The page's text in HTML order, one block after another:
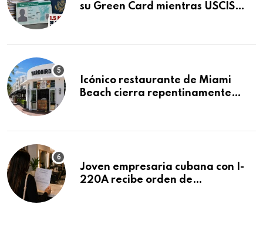
su Green Card mientras USCIS
Icónico restaurante de Miami
Beach cierra repentinamente
Joven empresaria cubana con I-
220A recibe orden de